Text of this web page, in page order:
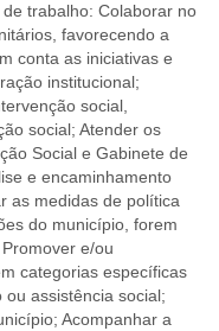
trabalho: Colaborar no
favorecendo a
conta as iniciativas e
institucional;
social,
social; Atender os
Social e Gabinete de
e encaminhamento
as medidas de política
do município, forem
e/ou
categorias específicas
assistência social;
Acompanhar a